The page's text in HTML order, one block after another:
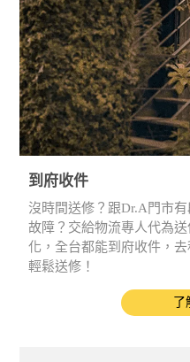
到府收件
沒時間送修？跟Dr.A門市
故障？交給物流專人代為
化，全台都能到府收件，
輕鬆送修！